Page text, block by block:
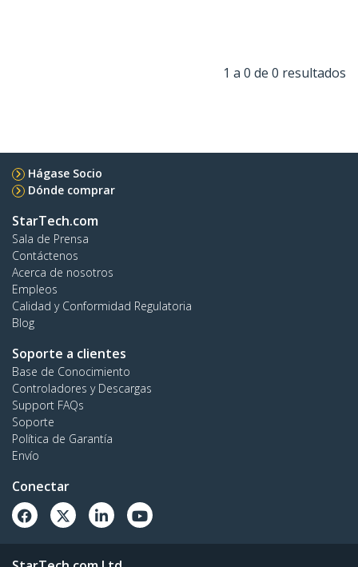
1 a 0 de 0 resultados
Hágase Socio
Dónde comprar
StarTech.com
Sala de Prensa
Contáctenos
Acerca de nosotros
Empleos
Calidad y Conformidad Regulatoria
Blog
Soporte a clientes
Base de Conocimiento
Controladores y Descargas
Support FAQs
Soporte
Política de Garantía
Envío
Conectar